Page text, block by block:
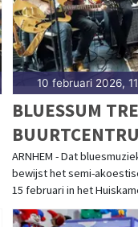
10 februari 2026,
BLUESSUM
ARNHEM - Dat
bewijst het semi-
15 februari in het